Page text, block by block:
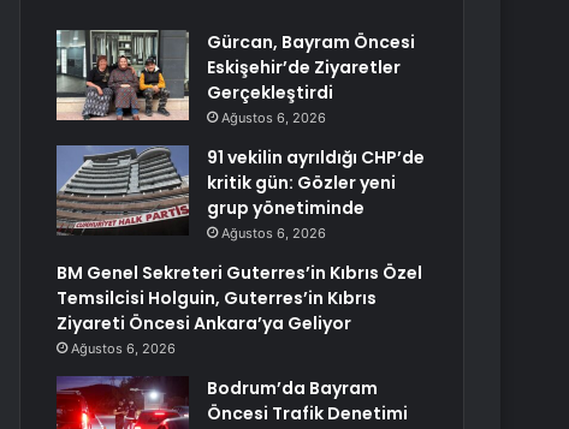
Gürcan, Bayram Öncesi
Eskişehir’de Ziyaretler
Gerçekleştirdi
Ağustos 6, 2026
91 vekilin ayrıldığı CHP’de
kritik gün: Gözler yeni
grup yönetiminde
Ağustos 6, 2026
BM Genel Sekreteri Guterres’in Kıbrıs Özel
Temsilcisi Holguin, Guterres’in Kıbrıs
Ziyareti Öncesi Ankara’ya Geliyor
Ağustos 6, 2026
Bodrum’da Bayram
Öncesi Trafik Denetimi